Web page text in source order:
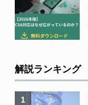
解説ランキング
1